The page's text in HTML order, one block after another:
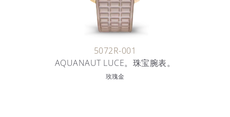
5072R-001
AQUANAUT LUCE。珠宝腕表。
玫瑰金